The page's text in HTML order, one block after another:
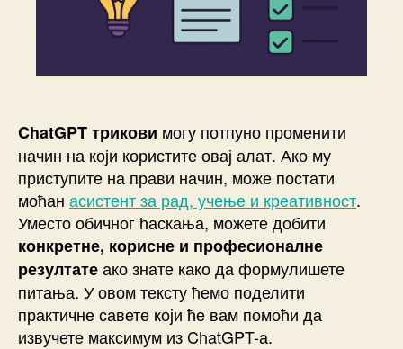
ChatGPT трикови могу потпуно променити
начин на који користите овај алат. Ако му
приступите на прави начин, може постати
моћан асистент за рад, учење и креативност.
Уместо обичног ћаскања, можете добити
конкретне, корисне и професионалне
резултатеако знате како да формулишете
питања. У овом тексту ћемо поделити
практичне савете који ће вам помоћи да
извучете максимум из ChatGPT-а.